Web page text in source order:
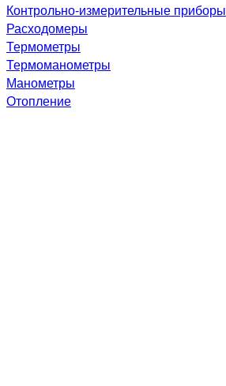
Контрольно-измерительные приборы
Расходомеры
Термометры
Термоманометры
Манометры
Отопление